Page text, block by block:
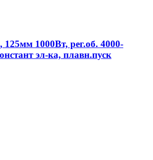
1000Вт, рег.об. 4000-
эл-ка, плавн.пуск